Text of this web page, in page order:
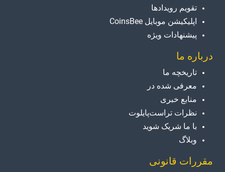
تقویم رویدادها
اپلیکیشن موبایل CoinsBee
پیشنهادات ویژه
درباره ما
تاریخچه ما
معرفی شده در
منابع خبری
نظرات تراست‌پایلوت
با ما شریک شوید
وبلاگ
مقررات قانونی